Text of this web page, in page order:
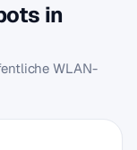
in
WLAN-